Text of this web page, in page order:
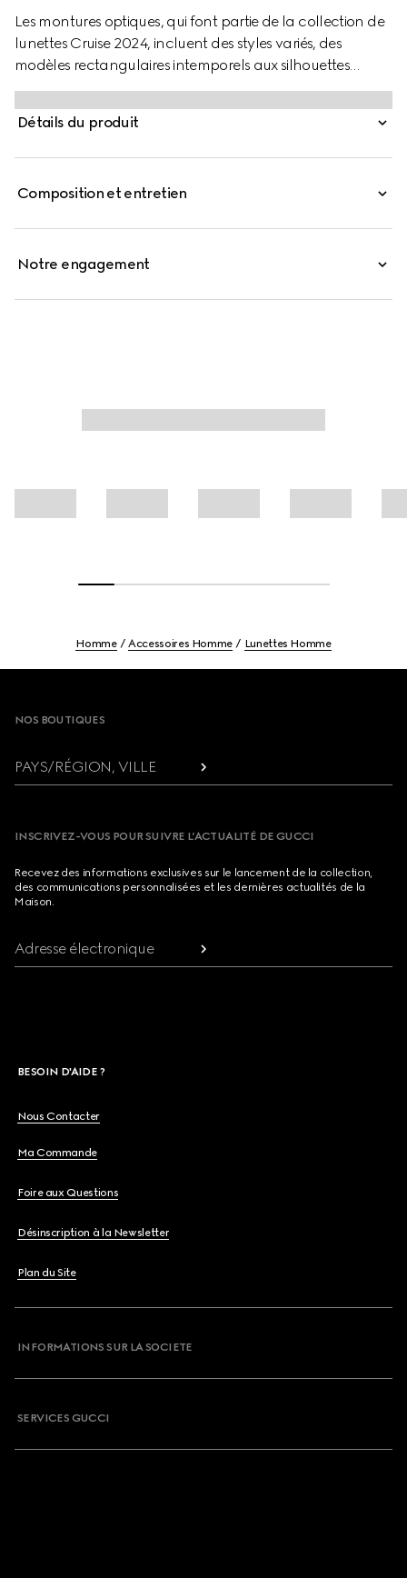
Les montures optiques, qui font partie de la collection de
lunettes Cruise 2024, incluent des styles variés, des
modèles rectangulaires intemporels aux silhouettes
ovales. Des variantes du motif de la Maison ornent les
branches pour afficher le logo de manière élégante.
Cette monture audacieuse en acétate noir est ornée
Détails du produit
Composition et entretien
Notre engagement
Homme Accessoires Homme Lunettes Homme
NOS BOUTIQUES
PAYS/RÉGION, VILLE
INSCRIVEZ-VOUS POUR SUIVRE L’ACTUALITÉ DE GUCCI
Recevez des informations exclusives sur le lancement de la collection,
des communications personnalisées et les dernières actualités de la
Maison.
Adresse électronique
BESOIN D'AIDE ?
Nous Contacter
Ma Commande
Foire aux Questions
Désinscription à la Newsletter
Plan du Site
INFORMATIONS SUR LA SOCIETE
SERVICES GUCCI